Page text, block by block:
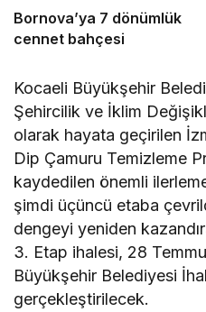
Bornova’ya 7 dönümlük
cennet bahçesi
Kocaeli Büyükşehir
Şehircilik ve İklim
olarak hayata geçirilen
Dip Çamuru Temizleme
kaydedilen önemli
şimdi üçüncü etaba
dengeyi yeniden
3. Etap ihalesi, 28
Büyükşehir Belediyesi
gerçekleştirilecek.